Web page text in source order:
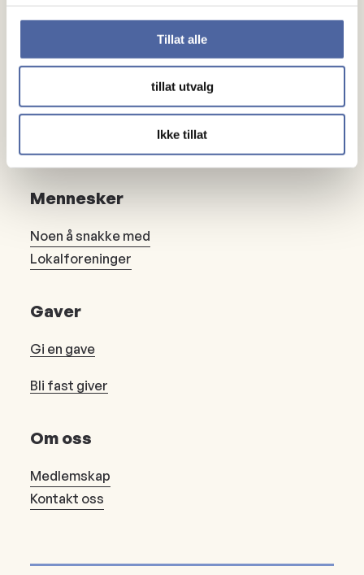
Tillat alle
tillat utvalg
Ikke tillat
Mennesker
Noen å snakke med
Lokalforeninger
Gaver
Gi en gave
Bli fast giver
Om oss
Medlemskap
Kontakt oss